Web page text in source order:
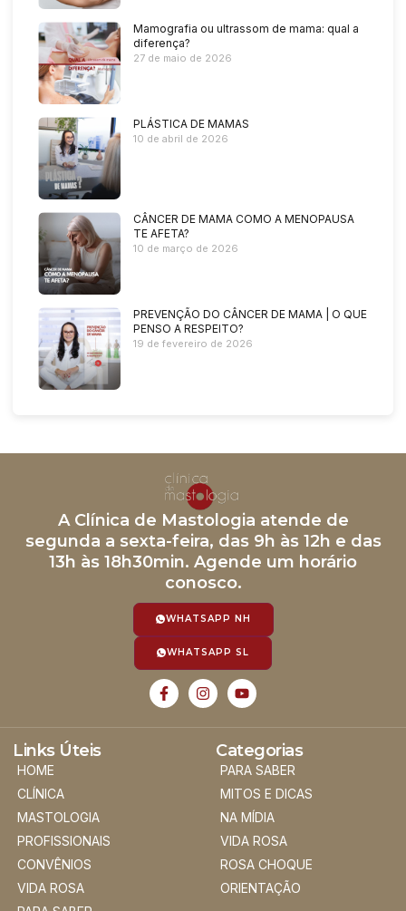
Mamografia ou ultrassom de mama: qual a
diferença?
27 de maio de 2026
PLÁSTICA DE MAMAS
10 de abril de 2026
CÂNCER DE MAMA COMO A MENOPAUSA
TE AFETA?
10 de março de 2026
PREVENÇÃO DO CÂNCER DE MAMA | O QUE
PENSO A RESPEITO?
19 de fevereiro de 2026
A Clínica de Mastologia atende de
segunda a sexta-feira, das 9h às 12h e das
13h às 18h30min. Agende um horário
conosco.
WHATSAPP NH
WHATSAPP SL
Links Úteis
HOME
CLÍNICA
MASTOLOGIA
PROFISSIONAIS
CONVÊNIOS
VIDA ROSA
Categorias
PARA SABER
MITOS E DICAS
NA MÍDIA
VIDA ROSA
ROSA CHOQUE
ORIENTAÇÃO